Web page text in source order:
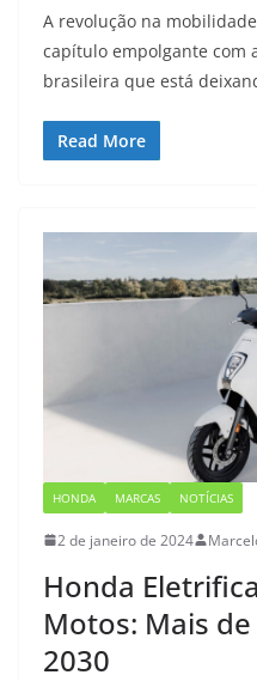
A revolução na
capítulo empolgante com
brasileira que está
Read More
HONDA MARCAS NOTÍCIAS
2 de janeiro de 2024
Honda
Motos: Mais
2030